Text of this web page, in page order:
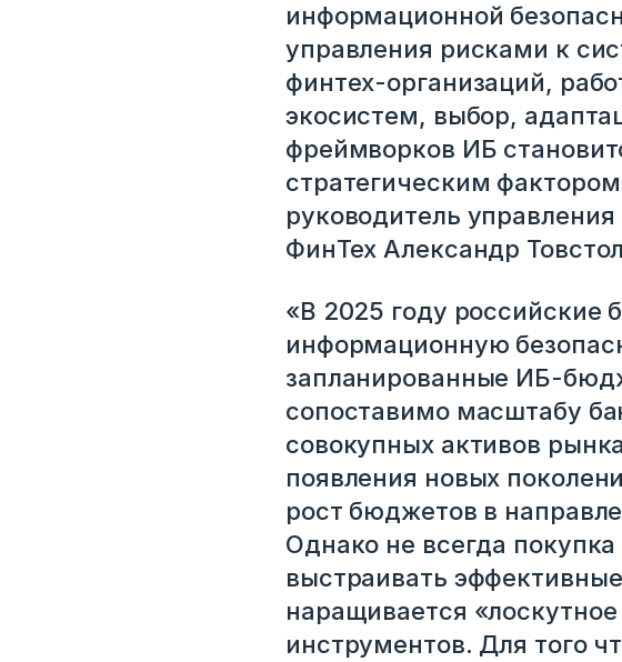
информационной
управления рисками к
финтех-организаций,
экосистем, выбор,
фреймворков ИБ
стратегическим
руководитель
ФинТех Александр
«В 2025 году российские
информационную
запланированные ИБ-
сопоставимо масштабу
совокупных активов
появления новых
рост бюджетов в
Однако не всегда
выстраивать
наращивается
инструментов. Для того
Войти
Нет учетной записи? Зарегистрироваться